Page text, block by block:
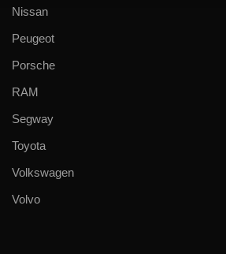
Nissan
Peugeot
Porsche
RAM
Segway
Toyota
Volkswagen
Volvo